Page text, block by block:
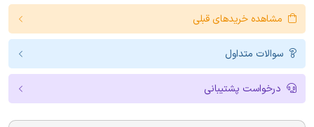
مشاهده خریدهای قبلی
سوالات متداول
درخواست پشتیبانی